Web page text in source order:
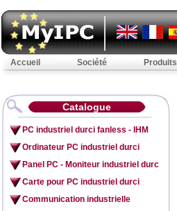
Catalogue
PC industriel durci fanless - IHM
Ordinateur PC industriel durci
Panel PC - Moniteur industriel durc
Carte pour PC industriel durci
Communication industrielle
Accueil Société Produits